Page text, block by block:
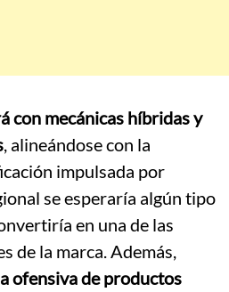
con mecánicas híbridas y
, alineándose con la
impulsada por
se esperaría algún tipo
en una de las
de la marca. Además,
ofensiva de productos